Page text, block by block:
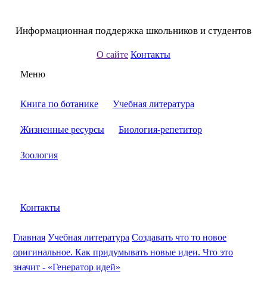
Информационная поддержка школьников и студентов
О сайте Контакты
Меню
Книга по ботанике Учебная литература
Жизненные ресурсы Биология-репетитор
Зоология
Контакты
Главная Учебная литература Создавать что то новое
оригинальное. Как придумывать новые идеи. Что это
значит - «Генератор идей»